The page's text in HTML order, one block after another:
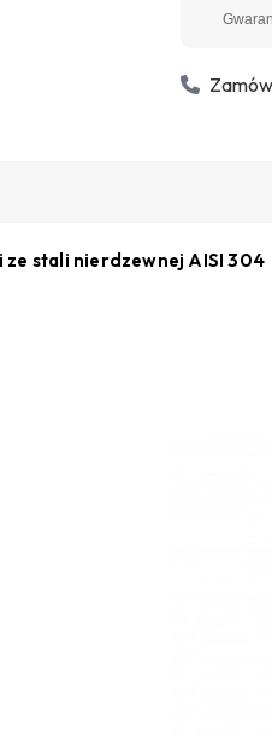
stali nierdzewnej AISI 304